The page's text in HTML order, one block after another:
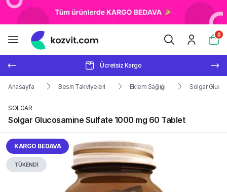
0
Ücretsiz Kargo
Anasayfa Besin Takviyeleri Eklem Sağlığı Solgar
SOLGAR
Solgar Glucosamine Sulfate 1000 mg 60 Tablet
KARGO BEDAVA
TÜKENDİ